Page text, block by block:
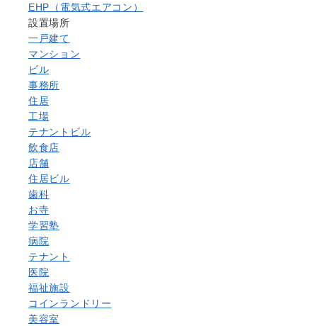
EHP（電気式エアコン）
設置場所
一戸建て
マンション
ビル
事務所
住居
工場
テナントビル
飲食店
店舗
住居ビル
歯科
お寺
学習塾
病院
テナント
医院
福祉施設
コインランドリー
美容室